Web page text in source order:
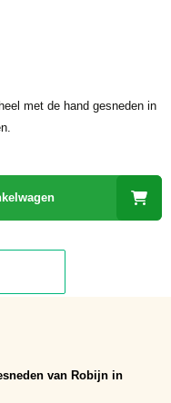
met de hand gesneden in
van Robijn in